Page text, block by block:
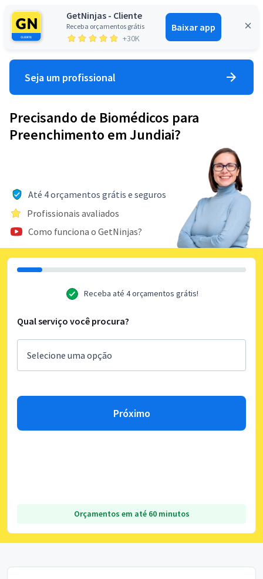
GetNinjas - Cliente
Receba orçamentos grátis
+30K
Baixar app
Entrar
Seja um profissional
Precisando de Biomédicos para
Preenchimento em Jundiai?
Até 4 orçamentos grátis e seguros
Profissionais avaliados
Como funciona o GetNinjas?
Receba até 4 orçamentos grátis!
Qual serviço você procura?
Próximo
Orçamentos em até 60 minutos